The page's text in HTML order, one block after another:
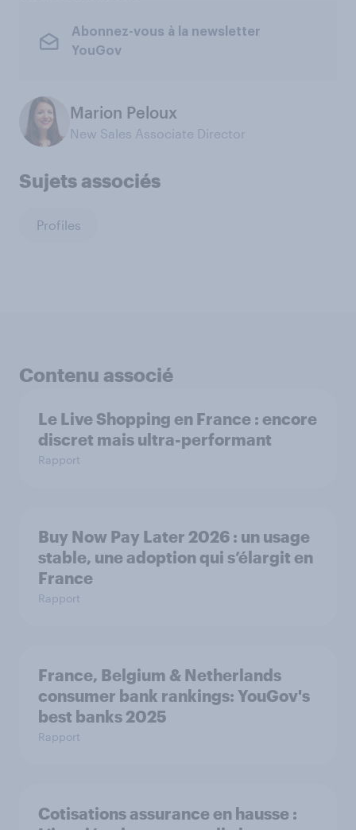
Abonnez-vous à la newsletter
YouGov
Marion Peloux
New Sales Associate Director
Sujets associés
Profiles
Contenu associé
Le Live Shopping en France : encore
discret mais ultra-performant
Rapport
Buy Now Pay Later 2026 : un usage
stable, une adoption qui s’élargit en
France
Rapport
France, Belgium & Netherlands
consumer bank rankings: YouGov's
best banks 2025
Rapport
Cotisations assurance en hausse :